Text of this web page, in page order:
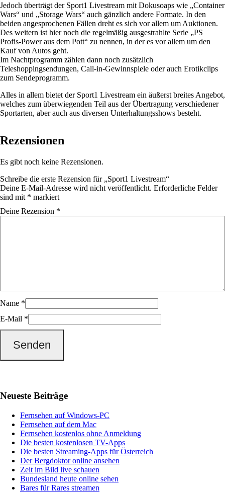
Jedoch überträgt der Sport1 Livestream mit Dokusoaps wie „Container
Wars“ und „Storage Wars“ auch gänzlich andere Formate. In den
beiden angesprochenen Fällen dreht es sich vor allem um Auktionen.
Des weitern ist hier noch die regelmäßig ausgestrahlte Serie „PS
Profis-Power aus dem Pott“ zu nennen, in der es vor allem um den
Kauf von Autos geht.
Im Nachtprogramm zählen dann noch zusätzlich
Teleshoppingsendungen, Call-in-Gewinnspiele oder auch Erotikclips
zum Sendeprogramm.
Alles in allem bietet der Sport1 Livestream ein äußerst breites Angebot,
welches zum überwiegenden Teil aus der Übertragung verschiedener
Sportarten, aber auch aus diversen Unterhaltungsshows besteht.
Rezensionen
Es gibt noch keine Rezensionen.
Schreibe die erste Rezension für „Sport1 Livestream“
Deine E-Mail-Adresse wird nicht veröffentlicht. Erforderliche Felder
sind mit * markiert
Deine Rezension *
Name *
E-Mail *
Sidebar
Neueste Beiträge
Fernsehen auf Windows-PC
Fernsehen auf dem Mac
Fernsehen kostenlos ohne Anmeldung
Die besten kostenlosen TV-Apps
Die besten Streaming-Apps für Österreich
Der Bergdoktor online ansehen
Zeit im Bild live schauen
Bundesland heute online sehen
Bares für Rares streamen